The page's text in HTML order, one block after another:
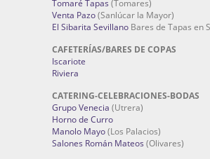
Tomaré Tapas (Tomares)
Venta Pazo(Sanlúcar la Mayor)
El Sibarita Sevillano Bares de Tapas en
CAFETERÍAS/BARES DE COPAS
Iscariote
Riviera
CATERING-CELEBRACIONES-BODAS
Grupo Venecia (Utrera)
Horno de Curro
Manolo Mayo(Los Palacios)
Salones Román Mateos (Olivares)